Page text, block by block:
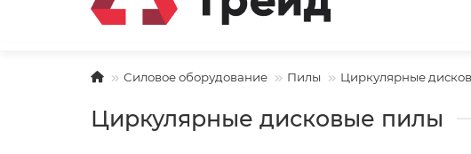
Силовое оборудование Пилы Циркулярные
Циркулярные дисковые пилы